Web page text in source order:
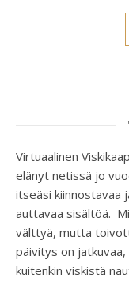
Virtuaalinen
elänyt netissä jo
itseäsi kiinnostavaa
auttavaa sisältöä.
välttyä, mutta
päivitys on
kuitenkin viskistä